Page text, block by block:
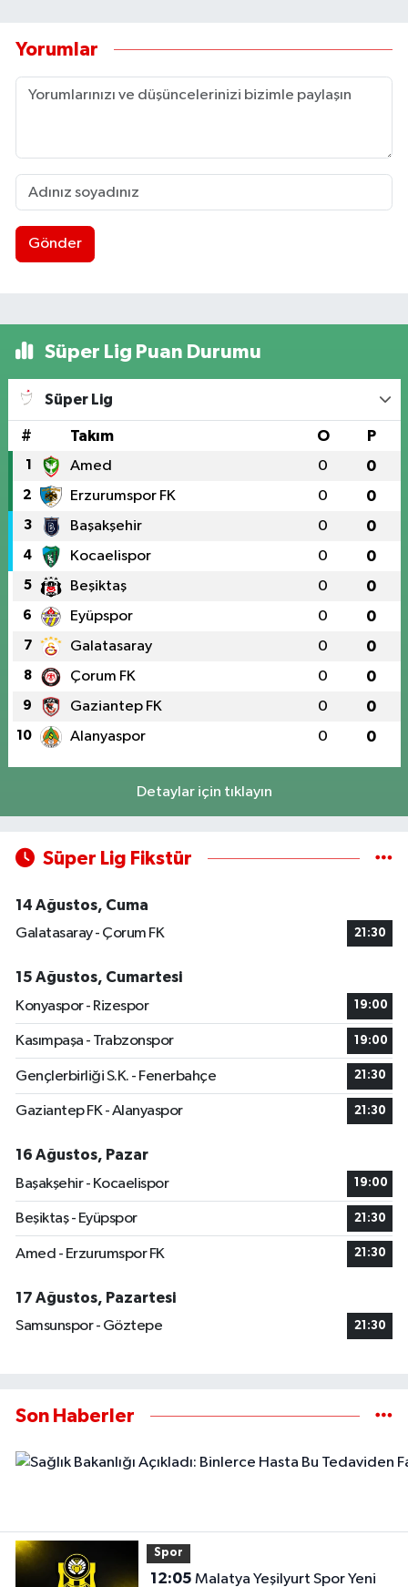
Yorumlar
Gönder
Süper Lig Puan Durumu
Süper Lig
# Takım O P
1 Amed 0 0
2 Erzurumspor FK 0 0
3 Başakşehir 0 0
4 Kocaelispor 0 0
5 Beşiktaş 0 0
6 Eyüpspor 0 0
7 Galatasaray 0 0
8 Çorum FK 0 0
9 Gaziantep FK 0 0
10 Alanyaspor 0 0
Detaylar için tıklayın
Süper Lig Fikstür
14 Ağustos, Cuma
Galatasaray - Çorum FK
21:30
15 Ağustos, Cumartesi
Konyaspor - Rizespor
19:00
Kasımpaşa - Trabzonspor 19:00
Gençlerbirliği S.K. - Fenerbahçe 21:30
Gaziantep FK - Alanyaspor 21:30
16 Ağustos, Pazar
Başakşehir - Kocaelispor
19:00
Beşiktaş - Eyüpspor 21:30
Amed - Erzurumspor FK 21:30
17 Ağustos, Pazartesi
Samsunspor - Göztepe
21:30
Son Haberler
Spor
12:05